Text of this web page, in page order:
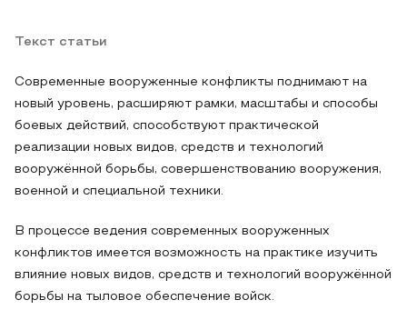
Текст статьи
Современные вооруженные конфликты поднимают на
новый уровень, расширяют рамки, масштабы и способы
боевых действий, способствуют практической
реализации новых видов, средств и технологий
вооружённой борьбы, совершенствованию вооружения,
военной и специальной техники.
В процессе ведения современных вооруженных
конфликтов имеется возможность на практике изучить
влияние новых видов, средств и технологий вооружённой
борьбы на тыловое обеспечение войск.